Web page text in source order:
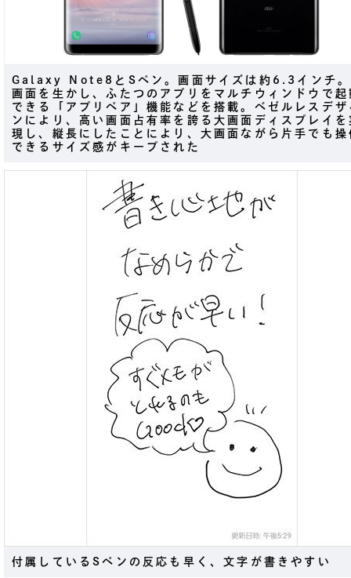
Galaxy Note8とSペン。画面サイズは約6.3インチ
画面を生かし、ふたつのアプリをマルチウィンドウで起
できる「アプリペア」機能などを搭載。ベゼルレスデザ
ンにより、高い画面占有率を誇る大画面ディスプレイを
現し、縦長にしたことにより、大画面ながら片手でも操
できるサイズ感がキープされた
付属しているSペンの反応も早く、文字が書きやすい